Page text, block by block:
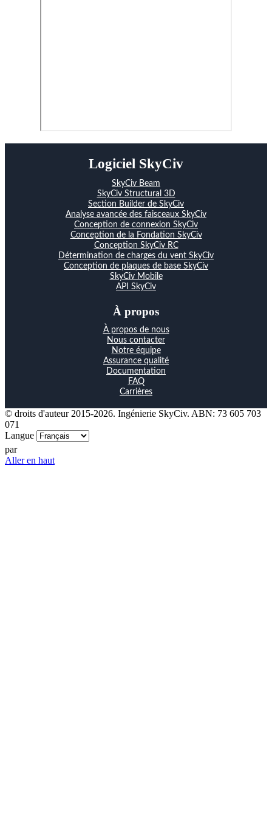
Logiciel SkyCiv
SkyCiv Beam
SkyCiv Structural 3D
Section Builder de SkyCiv
Analyse avancée des faisceaux SkyCiv
Conception de connexion SkyCiv
Conception de la Fondation SkyCiv
Conception SkyCiv RC
Détermination de charges du vent SkyCiv
Conception de plaques de base SkyCiv
SkyCiv Mobile
API SkyCiv
À propos
À propos de nous
Nous contacter
Notre équipe
Assurance qualité
Documentation
FAQ
Carrières
© droits d'auteur 2015-2026. Ingénierie SkyCiv. ABN: 73 605 703
071
Langue
par
Aller en haut